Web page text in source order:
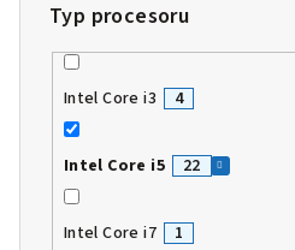
Typ procesoru
Intel Core i3 4
Intel Core i5 22
Intel Core i7 1